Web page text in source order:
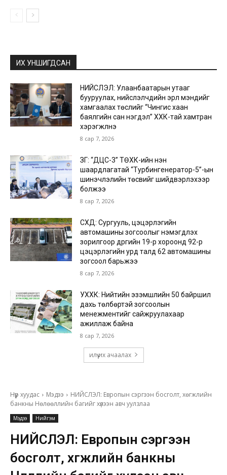
ИХ УНШИГДСАН
НИЙСЛЭЛ: Улаанбаатарын утааг
бууруулах, нийслэлчүүдийн эрүүл мэндийг
хамгаалах төслийг “Чингис хаан
баялгийн сан нэгдэл” ХХК-тай хамтран
хэрэгжүүлнэ
8 сар 7, 2026
ЗГ: “ДЦС-3” ТӨХК-ийн нэн
шаардлагатай “Турбингенератор-5”-ын
шинэчлэлийн төсвийг шийдвэрлэхээр
болжээ
8 сар 7, 2026
СХД: Сургууль, цэцэрлэгийн
автомашины зогсоолыг нэмэгдүүлэх
зорилгоор дүүргийн 19-р хороонд 92-р
цэцэрлэгийн урд талд 62 автомашины
зогсоол барьжээ
8 сар 7, 2026
УХХК: Нийтийн эзэмшлийн 50 байршил
дахь төлбөртэй зогсоолын
менежментийг сайжруулахаар
ажиллаж байна
8 сар 7, 2026
илүү их ачаалах